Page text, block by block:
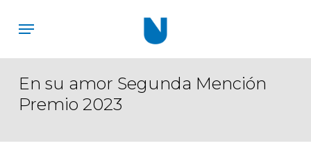
content
Menu
En su amor Segunda Mención
Premio 2023